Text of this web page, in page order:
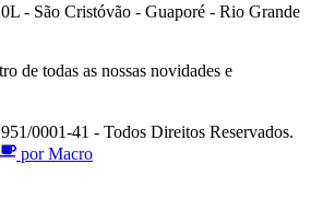
- São Cristóvão - Guaporé - Rio Grande
de todas as nossas novidades e
0001-41 - Todos Direitos Reservados.
por Macro